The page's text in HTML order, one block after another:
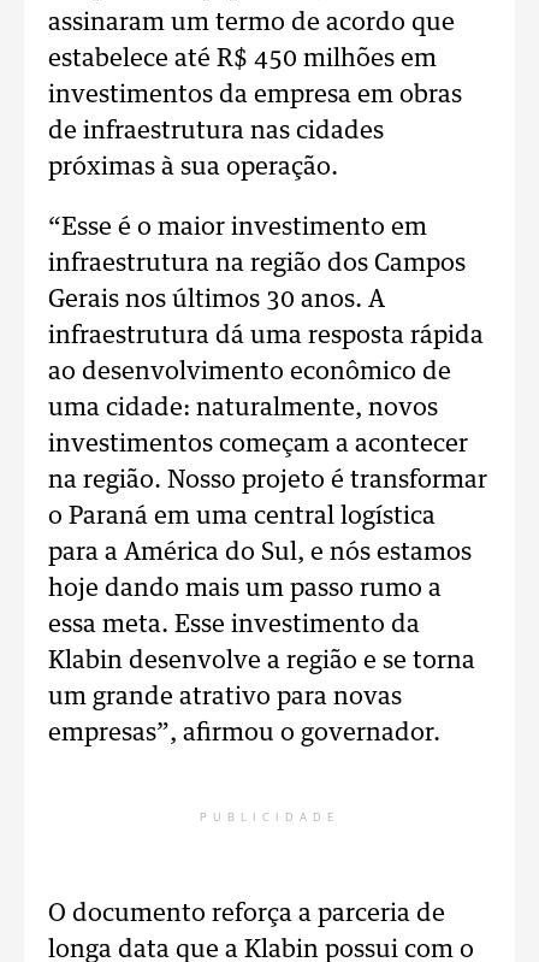
assinaram um termo de acordo que
estabelece até R$ 450 milhões em
investimentos da empresa em obras
de infraestrutura nas cidades
próximas à sua operação.
“Esse é o maior investimento em
infraestrutura na região dos Campos
Gerais nos últimos 30 anos. A
infraestrutura dá uma resposta rápida
ao desenvolvimento econômico de
uma cidade: naturalmente, novos
investimentos começam a acontecer
na região. Nosso projeto é transformar
o Paraná em uma central logística
para a América do Sul, e nós estamos
hoje dando mais um passo rumo a
essa meta. Esse investimento da
Klabin desenvolve a região e se torna
um grande atrativo para novas
empresas”, afirmou o governador.
PUBLICIDADE
O documento reforça a parceria de
longa data que a Klabin possui com o